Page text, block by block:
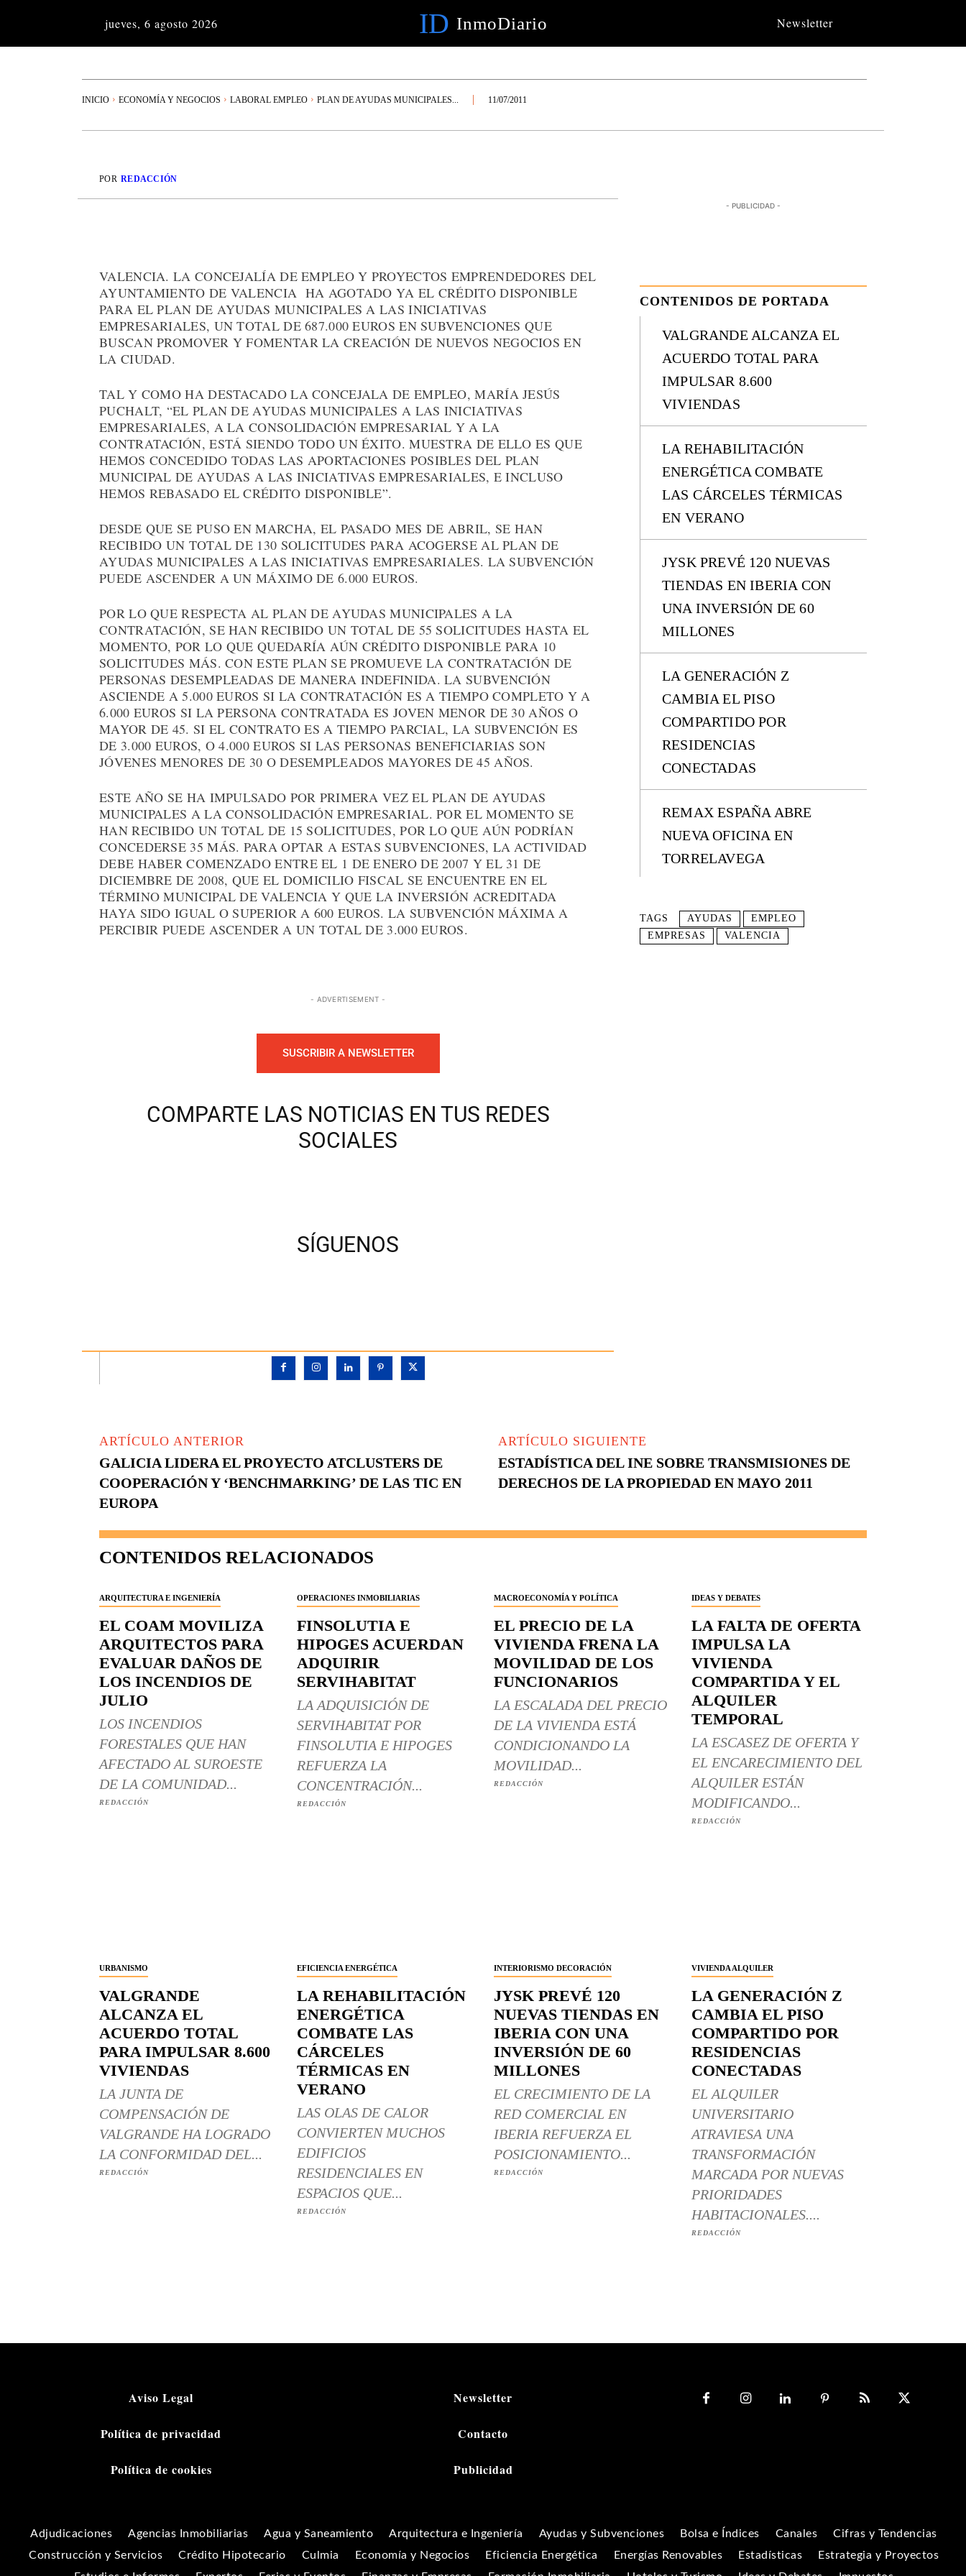
jueves, 6 agosto 2026 ID InmoDiario Newsletter
INICIO ECONOMÍA Y NEGOCIOS LABORAL EMPLEO PLAN DE AYUDAS MUNICIPALES... 11/07/2011
POR REDACCIÓN
VALENCIA. LA CONCEJALÍA DE EMPLEO Y PROYECTOS EMPRENDEDORES DEL
AYUNTAMIENTO DE VALENCIA HA AGOTADO YA EL CRÉDITO DISPONIBLE
PARA EL PLAN DE AYUDAS MUNICIPALES A LAS INICIATIVAS
EMPRESARIALES, UN TOTAL DE 687.000 EUROS EN SUBVENCIONES QUE
BUSCAN PROMOVER Y FOMENTAR LA CREACIÓN DE NUEVOS NEGOCIOS EN
LA CIUDAD.
TAL Y COMO HA DESTACADO LA CONCEJALA DE EMPLEO, MARÍA JESÚS
PUCHALT, “EL PLAN DE AYUDAS MUNICIPALES A LAS INICIATIVAS
EMPRESARIALES, A LA CONSOLIDACIÓN EMPRESARIAL Y A LA
CONTRATACIÓN, ESTÁ SIENDO TODO UN ÉXITO. MUESTRA DE ELLO ES QUE
HEMOS CONCEDIDO TODAS LAS APORTACIONES POSIBLES DEL PLAN
MUNICIPAL DE AYUDAS A LAS INICIATIVAS EMPRESARIALES, E INCLUSO
HEMOS REBASADO EL CRÉDITO DISPONIBLE”.
DESDE QUE SE PUSO EN MARCHA, EL PASADO MES DE ABRIL, SE HAN
RECIBIDO UN TOTAL DE 130 SOLICITUDES PARA ACOGERSE AL PLAN DE
AYUDAS MUNICIPALES A LAS INICIATIVAS EMPRESARIALES. LA SUBVENCIÓN
PUEDE ASCENDER A UN MÁXIMO DE 6.000 EUROS.
POR LO QUE RESPECTA AL PLAN DE AYUDAS MUNICIPALES A LA
CONTRATACIÓN, SE HAN RECIBIDO UN TOTAL DE 55 SOLICITUDES HASTA EL
MOMENTO, POR LO QUE QUEDARÍA AÚN CRÉDITO DISPONIBLE PARA 10
SOLICITUDES MÁS. CON ESTE PLAN SE PROMUEVE LA CONTRATACIÓN DE
PERSONAS DESEMPLEADAS DE MANERA INDEFINIDA. LA SUBVENCIÓN
ASCIENDE A 5.000 EUROS SI LA CONTRATACIÓN ES A TIEMPO COMPLETO Y A
6.000 EUROS SI LA PERSONA CONTRATADA ES JOVEN MENOR DE 30 AÑOS O
MAYOR DE 45. SI EL CONTRATO ES A TIEMPO PARCIAL, LA SUBVENCIÓN ES
DE 3.000 EUROS, O 4.000 EUROS SI LAS PERSONAS BENEFICIARIAS SON
JÓVENES MENORES DE 30 O DESEMPLEADOS MAYORES DE 45 AÑOS.
ESTE AÑO SE HA IMPULSADO POR PRIMERA VEZ EL PLAN DE AYUDAS
MUNICIPALES A LA CONSOLIDACIÓN EMPRESARIAL. POR EL MOMENTO SE
HAN RECIBIDO UN TOTAL DE 15 SOLICITUDES, POR LO QUE AÚN PODRÍAN
CONCEDERSE 35 MÁS. PARA OPTAR A ESTAS SUBVENCIONES, LA ACTIVIDAD
DEBE HABER COMENZADO ENTRE EL 1 DE ENERO DE 2007 Y EL 31 DE
DICIEMBRE DE 2008, QUE EL DOMICILIO FISCAL SE ENCUENTRE EN EL
TÉRMINO MUNICIPAL DE VALENCIA Y QUE LA INVERSIÓN ACREDITADA
HAYA SIDO IGUAL O SUPERIOR A 600 EUROS. LA SUBVENCIÓN MÁXIMA A
PERCIBIR PUEDE ASCENDER A UN TOTAL DE 3.000 EUROS.
- ADVERTISEMENT -
SUSCRIBIR A NEWSLETTER
COMPARTE LAS NOTICIAS EN TUS REDES
SOCIALES
SÍGUENOS
- PUBLICIDAD -
CONTENIDOS DE PORTADA
VALGRANDE ALCANZA EL
ACUERDO TOTAL PARA
IMPULSAR 8.600
VIVIENDAS
LA REHABILITACIÓN
ENERGÉTICA COMBATE
LAS CÁRCELES TÉRMICAS
EN VERANO
JYSK PREVÉ 120 NUEVAS
TIENDAS EN IBERIA CON
UNA INVERSIÓN DE 60
MILLONES
LA GENERACIÓN Z
CAMBIA EL PISO
COMPARTIDO POR
RESIDENCIAS
CONECTADAS
REMAX ESPAÑA ABRE
NUEVA OFICINA EN
TORRELAVEGA
TAGS AYUDAS
EMPLEO
EMPRESAS
VALENCIA
ARTÍCULO ANTERIOR
GALICIA LIDERA EL PROYECTO ATCLUSTERS DE
COOPERACIÓN Y ‘BENCHMARKING’ DE LAS TIC EN
EUROPA
ARTÍCULO SIGUIENTE
ESTADÍSTICA DEL INE SOBRE TRANSMISIONES DE
DERECHOS DE LA PROPIEDAD EN MAYO 2011
CONTENIDOS RELACIONADOS
ARQUITECTURA E INGENIERÍA
EL COAM MOVILIZA
ARQUITECTOS PARA
EVALUAR DAÑOS DE
LOS INCENDIOS DE
JULIO
LOS INCENDIOS
FORESTALES QUE HAN
AFECTADO AL SUROESTE
DE LA COMUNIDAD...
REDACCIÓN
OPERACIONES INMOBILIARIAS
FINSOLUTIA E
HIPOGES ACUERDAN
ADQUIRIR
SERVIHABITAT
LA ADQUISICIÓN DE
SERVIHABITAT POR
FINSOLUTIA E HIPOGES
REFUERZA LA
CONCENTRACIÓN...
REDACCIÓN
MACROECONOMÍA Y POLÍTICA
EL PRECIO DE LA
VIVIENDA FRENA LA
MOVILIDAD DE LOS
FUNCIONARIOS
LA ESCALADA DEL PRECIO
DE LA VIVIENDA ESTÁ
CONDICIONANDO LA
MOVILIDAD...
REDACCIÓN
IDEAS Y DEBATES
LA FALTA DE OFERTA
IMPULSA LA
VIVIENDA
COMPARTIDA Y EL
ALQUILER
TEMPORAL
LA ESCASEZ DE OFERTA Y
EL ENCARECIMIENTO DEL
ALQUILER ESTÁN
MODIFICANDO...
REDACCIÓN
URBANISMO
VALGRANDE
ALCANZA EL
ACUERDO TOTAL
PARA IMPULSAR 8.600
VIVIENDAS
LA JUNTA DE
COMPENSACIÓN DE
VALGRANDE HA LOGRADO
LA CONFORMIDAD DEL...
REDACCIÓN
EFICIENCIA ENERGÉTICA
LA REHABILITACIÓN
ENERGÉTICA
COMBATE LAS
CÁRCELES
TÉRMICAS EN
VERANO
LAS OLAS DE CALOR
CONVIERTEN MUCHOS
EDIFICIOS
RESIDENCIALES EN
ESPACIOS QUE...
REDACCIÓN
INTERIORISMO DECORACIÓN
JYSK PREVÉ 120
NUEVAS TIENDAS EN
IBERIA CON UNA
INVERSIÓN DE 60
MILLONES
EL CRECIMIENTO DE LA
RED COMERCIAL EN
IBERIA REFUERZA EL
POSICIONAMIENTO...
REDACCIÓN
VIVIENDA ALQUILER
LA GENERACIÓN Z
CAMBIA EL PISO
COMPARTIDO POR
RESIDENCIAS
CONECTADAS
EL ALQUILER
UNIVERSITARIO
ATRAVIESA UNA
TRANSFORMACIÓN
MARCADA POR NUEVAS
PRIORIDADES
HABITACIONALES....
REDACCIÓN
Aviso Legal
Política de privacidad
Política de cookies
Newsletter
Contacto
Publicidad
Adjudicaciones Agencias Inmobiliarias Agua y Saneamiento Arquitectura e Ingeniería Ayudas y Subvenciones Bolsa e Índices Canales
Cifras y Tendencias
Construcción y Servicios
Crédito Hipotecario Culmia Economía y Negocios Eficiencia Energética Energías Renovables Estadísticas
Estrategia y Proyectos